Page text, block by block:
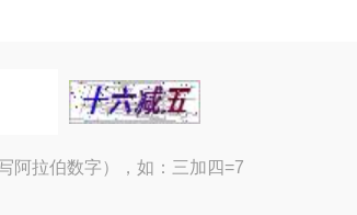
阿拉伯数字），如：三加四=7